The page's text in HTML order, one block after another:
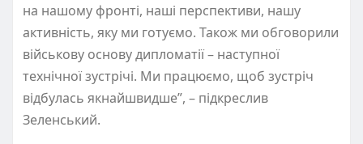
на нашому фронті, наші перспективи, нашу
активність, яку ми готуємо. Також ми обговорили
військову основу дипломатії – наступної
технічної зустрічі. Ми працюємо, щоб зустріч
відбулась якнайшвидше”, – підкреслив
Зеленський.